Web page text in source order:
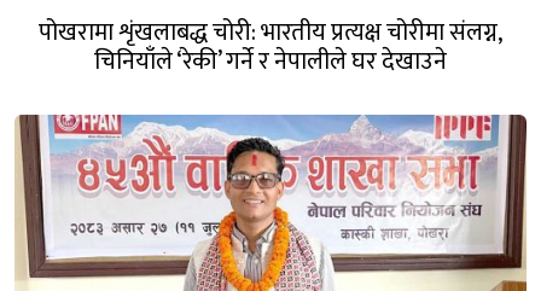
पोखरामा शृंखलाबद्ध चोरी: भारतीय प्रत्यक्ष चोरीमा संलग्न,
चिनियाँले ‘रेकी’ गर्ने र नेपालीले घर देखाउने